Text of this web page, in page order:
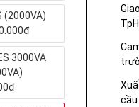
(2000VA)
3000VA
cầu